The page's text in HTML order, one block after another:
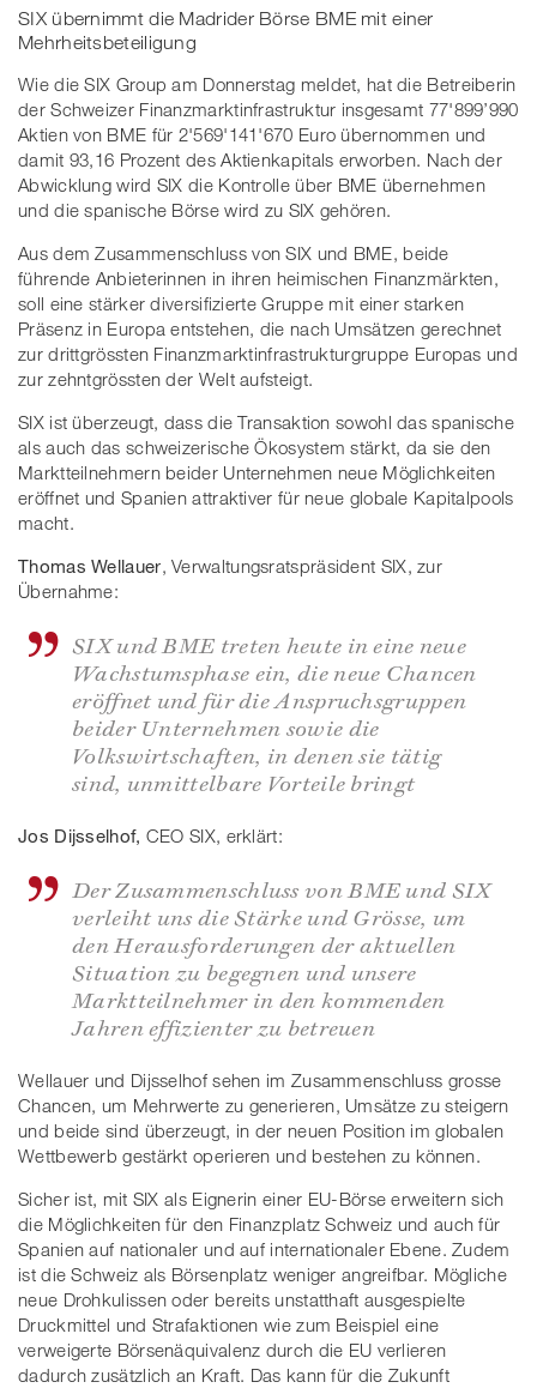
SIX übernimmt die Madrider Börse BME mit einer
Mehrheitsbeteiligung
Wie die SIX Group am Donnerstag meldet, hat die Betreiberin
der Schweizer Finanzmarktinfrastruktur insgesamt 77'899’990
Aktien von BME für 2'569'141'670 Euro übernommen und
damit 93,16 Prozent des Aktienkapitals erworben. Nach der
Abwicklung wird SIX die Kontrolle über BME übernehmen
und die spanische Börse wird zu SIX gehören.
Aus dem Zusammenschluss von SIX und BME, beide
führende Anbieterinnen in ihren heimischen Finanzmärkten,
soll eine stärker diversifizierte Gruppe mit einer starken
Präsenz in Europa entstehen, die nach Umsätzen gerechnet
zur drittgrössten Finanzmarktinfrastrukturgruppe Europas und
zur zehntgrössten der Welt aufsteigt.
SIX ist überzeugt, dass die Transaktion sowohl das spanische
als auch das schweizerische Ökosystem stärkt, da sie den
Marktteilnehmern beider Unternehmen neue Möglichkeiten
eröffnet und Spanien attraktiver für neue globale Kapitalpools
macht.
Thomas Wellauer, Verwaltungsratspräsident SIX, zur
Übernahme:
SIX und BME treten heute in eine neue
Wachstumsphase ein, die neue Chancen
eröffnet und für die Anspruchsgruppen
beider Unternehmen sowie die
Volkswirtschaften, in denen sie tätig
sind, unmittelbare Vorteile bringt
Jos Dijsselhof, CEO SIX, erklärt:
Der Zusammenschluss von BME und SIX
verleiht uns die Stärke und Grösse, um
den Herausforderungen der aktuellen
Situation zu begegnen und unsere
Marktteilnehmer in den kommenden
Jahren effizienter zu betreuen
Wellauer und Dijsselhof sehen im Zusammenschluss grosse
Chancen, um Mehrwerte zu generieren, Umsätze zu steigern
und beide sind überzeugt, in der neuen Position im globalen
Wettbewerb gestärkt operieren und bestehen zu können.
Sicher ist, mit SIX als Eignerin einer EU-Börse erweitern sich
die Möglichkeiten für den Finanzplatz Schweiz und auch für
Spanien auf nationaler und auf internationaler Ebene. Zudem
ist die Schweiz als Börsenplatz weniger angreifbar. Mögliche
neue Drohkulissen oder bereits unstatthaft ausgespielte
Druckmittel und Strafaktionen wie zum Beispiel eine
verweigerte Börsenäquivalenz durch die EU verlieren
dadurch zusätzlich an Kraft. Das kann für die Zukunft